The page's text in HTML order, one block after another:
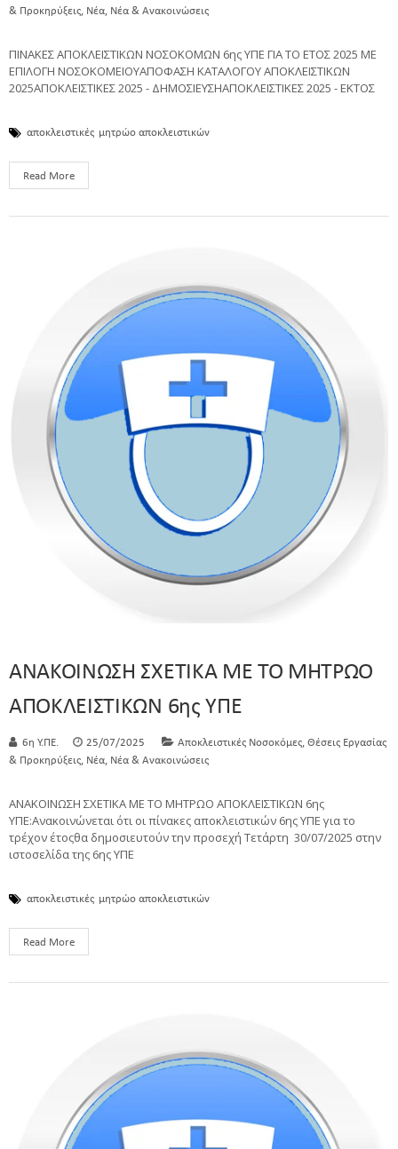
& Προκηρύξεις Νέα Νέα & Ανακοινώσεις
ΠΙΝΑΚΕΣ ΑΠΟΚΛΕΙΣΤΙΚΩΝ ΝΟΣΟΚΟΜΩΝ 6ης ΥΠΕ ΓΙΑ ΤΟ ΕΤΟΣ 2025 ΜΕ
ΕΠΙΛΟΓΗ ΝΟΣΟΚΟΜΕΙΟΥΑΠΟΦΑΣΗ ΚΑΤΑΛΟΓΟΥ ΑΠΟΚΛΕΙΣΤΙΚΩΝ
2025ΑΠΟΚΛΕΙΣΤΙΚΕΣ 2025 - ΔΗΜΟΣΙΕΥΣΗΑΠΟΚΛΕΙΣΤΙΚΕΣ 2025 - ΕΚΤΟΣ
αποκλειστικές μητρώο αποκλειστικών
Read More
ΑΝΑΚΟΙΝΩΣΗ ΣΧΕΤΙΚΑ ΜΕ ΤΟ ΜΗΤΡΩΟ
ΑΠΟΚΛΕΙΣΤΙΚΩΝ 6ης ΥΠΕ
6η Υ.ΠΕ. 25/07/2025 Αποκλειστικές Νοσοκόμες Θέσεις Εργασίας
& Προκηρύξεις Νέα Νέα & Ανακοινώσεις
ΑΝΑΚΟΙΝΩΣΗ ΣΧΕΤΙΚΑ ΜΕ ΤΟ ΜΗΤΡΩΟ ΑΠΟΚΛΕΙΣΤΙΚΩΝ 6ης
ΥΠΕ:Ανακοινώνεται ότι οι πίνακες αποκλειστικών 6ης ΥΠΕ για το
τρέχον έτοςθα δημοσιευτούν την προσεχή Τετάρτη 30/07/2025 στην
ιστοσελίδα της 6ης ΥΠΕ
αποκλειστικές μητρώο αποκλειστικών
Read More